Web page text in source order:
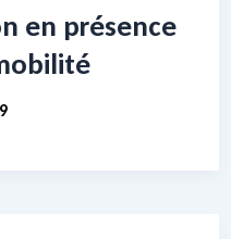
en présence